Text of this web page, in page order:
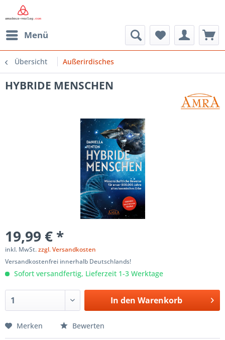
Menü
Übersicht Außerirdisches
HYBRIDE MENSCHEN
19,99 € *
inkl. MwSt.zzgl. Versandkosten
Versandkostenfrei innerhalb Deutschlands!
Sofort versandfertig, Lieferzeit 1-3 Werktage
In den Warenkorb
Merken Bewerten